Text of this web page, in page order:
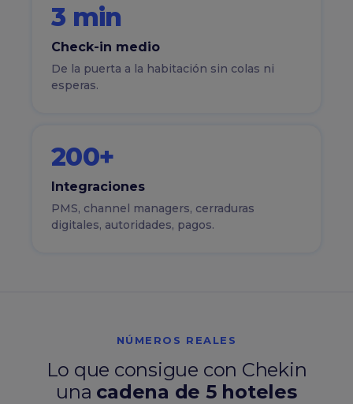
3 min
Check-in medio
De la puerta a la habitación sin colas ni
esperas.
200+
Integraciones
PMS, channel managers, cerraduras
digitales, autoridades, pagos.
NÚMEROS REALES
Lo que consigue con Chekin
una cadena de 5 hoteles